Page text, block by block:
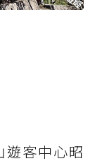
客中心昭